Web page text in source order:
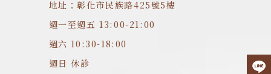
地址：彰化市民族路425號5樓
週一至週五 13:00-21:00
週六 10:30-18:00
週日 休診